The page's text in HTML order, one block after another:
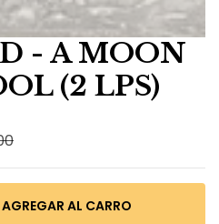
- A MOON
(2 LPS)